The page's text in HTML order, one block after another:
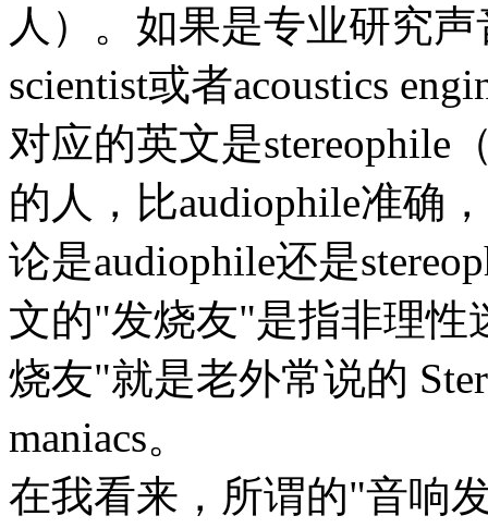
人）。如果是专业研究
scientist或者acoustics
对应的英文是stereophile
的人，比audiophile准确
论是audiophile还是
文的"发烧友"是指非理性
烧友"就是老外常说的
maniacs。
在我看来，所谓的"音响